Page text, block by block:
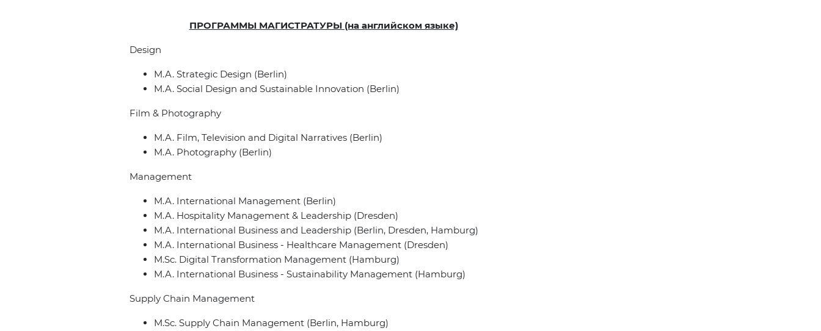
ПРОГРАММЫ МАГИСТРАТУРЫ (на английском языке)
Design
M.A. Strategic Design (Berlin)
M.A. Social Design and Sustainable Innovation (Berlin)
Film & Photography
M.A. Film, Television and Digital Narratives (Berlin)
M.A. Photography (Berlin)
Management
M.A. International Management (Berlin)
M.A. Hospitality Management & Leadership (Dresden)
M.A. International Business and Leadership (Berlin, Dresden, Hamburg)
M.A. International Business - Healthcare Management (Dresden)
M.Sc. Digital Transformation Management (Hamburg)
M.A. International Business - Sustainability Management (Hamburg)
Supply Chain Management
M.Sc. Supply Chain Management (Berlin, Hamburg)